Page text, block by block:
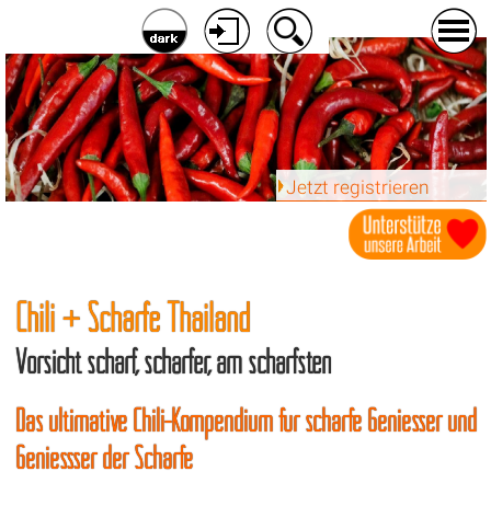
Jetzt registrieren
Chili + Schärfe Thailand
Vorsicht scharf, schärfer, am schärfsten
Das ultimative Chili-Kompendium für scharfe Geniesser und
Geniessser der Schärfe